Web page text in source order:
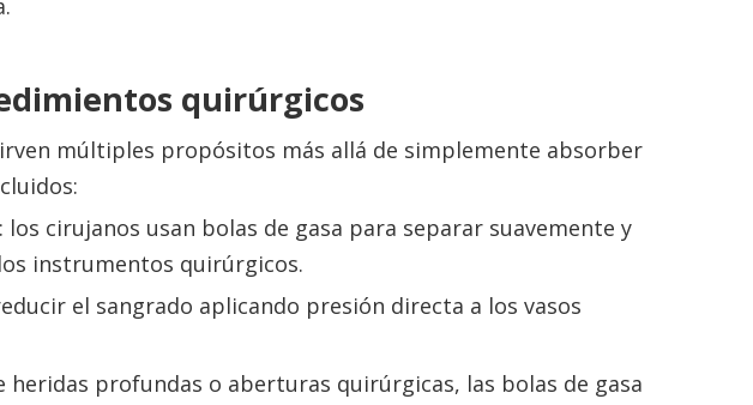
quirúrgicos
múltiples propósitos más allá de simplemente absorber
: los cirujanos usan bolas de gasa para separar suavemente y
instrumentos quirúrgicos.
el sangrado aplicando presión directa a los vasos
heridas profundas o aberturas quirúrgicas, las bolas de gasa